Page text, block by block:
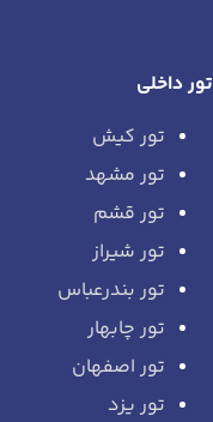
تور داخلی
تور کیش
تور مشهد
تور قشم
تور شیراز
تور بندرعباس
تور چابهار
تور اصفهان
تور یزد